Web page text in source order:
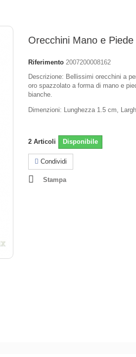
Orecchini Mano e Piede
Riferimento 2007200008162
Descrizione: Bellissimi orecchini a
oro spazzolato a forma di mano e
bianche.
Dimenzioni: Lunghezza 1.5 cm,
2 Articoli Disponibile
Condividi
Stampa